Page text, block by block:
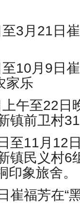
3月21日
10月9日
家乐
午至22日
镇前卫村
至11月12
镇民义村6
象旅舍。
崔福芳在“